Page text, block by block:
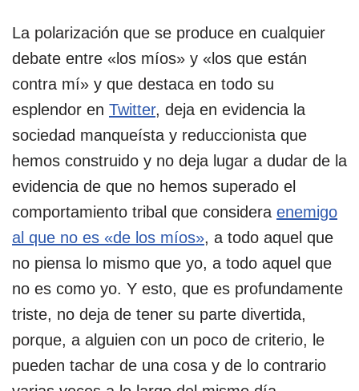
La polarización que se produce en cualquier
debate entre «los míos» y «los que están
contra mí» y que destaca en todo su
esplendor en Twitter, deja en evidencia la
sociedad manqueísta y reduccionista que
hemos construido y no deja lugar a dudar de la
evidencia de que no hemos superado el
comportamiento tribal que considera enemigo
al que no es «de los míos», a todo aquel que
no piensa lo mismo que yo, a todo aquel que
no es como yo. Y esto, que es profundamente
triste, no deja de tener su parte divertida,
porque, a alguien con un poco de criterio, le
pueden tachar de una cosa y de lo contrario